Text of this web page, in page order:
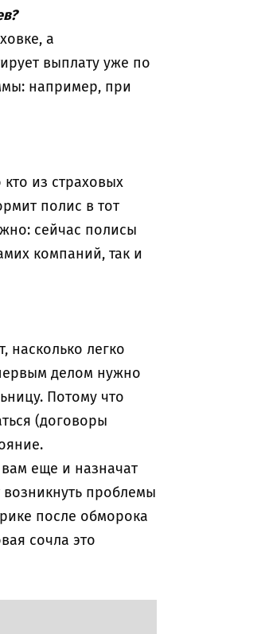
а
выплату уже по
например, при
из страховых
полис в тот
сейчас полисы
компаний, так и
насколько легко
делом нужно
Потому что
(договоры
еще и назначат
проблемы
после обморока
сочла это